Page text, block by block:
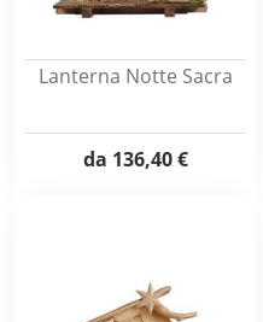
Lanterna Notte Sacra
da 136,40 €